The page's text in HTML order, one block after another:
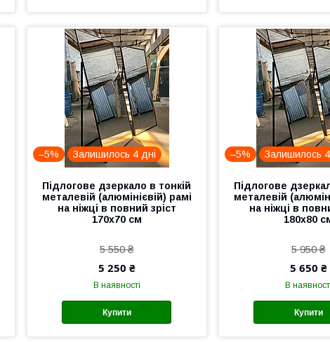
–5% Залишилось 4 дні
Підлогове дзеркало в тонкій
металевій (алюмінієвій) рамі
на ніжці в повний зріст
170x70 см
5 550 ₴
5 250 ₴
В наявності
Купити
–5% Залишилось 4
Підлогове
металевій
на ніжці в
180x80
5 950 ₴
5 650 ₴
В
Купити